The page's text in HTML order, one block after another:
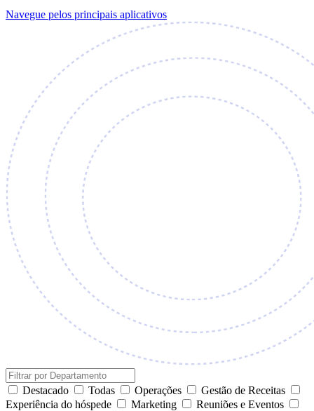
Navegue pelos principais aplicativos
Destacado Todas Operações
Gestão de Receitas
Experiência do hóspede
Marketing
Reuniões e Eventos